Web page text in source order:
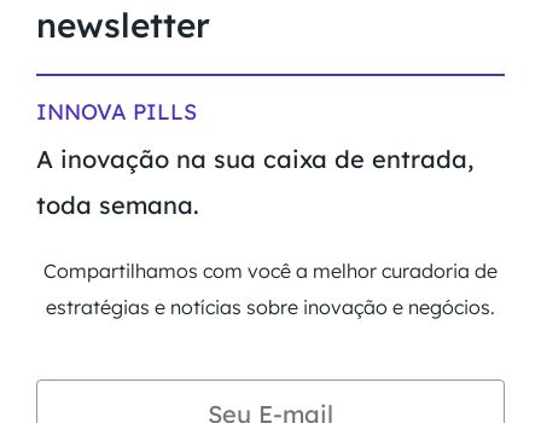
newsletter
INNOVA PILLS
A inovação na sua caixa de entrada,
toda semana.
Compartilhamos com você a melhor curadoria de
estratégias e notícias sobre inovação e negócios.